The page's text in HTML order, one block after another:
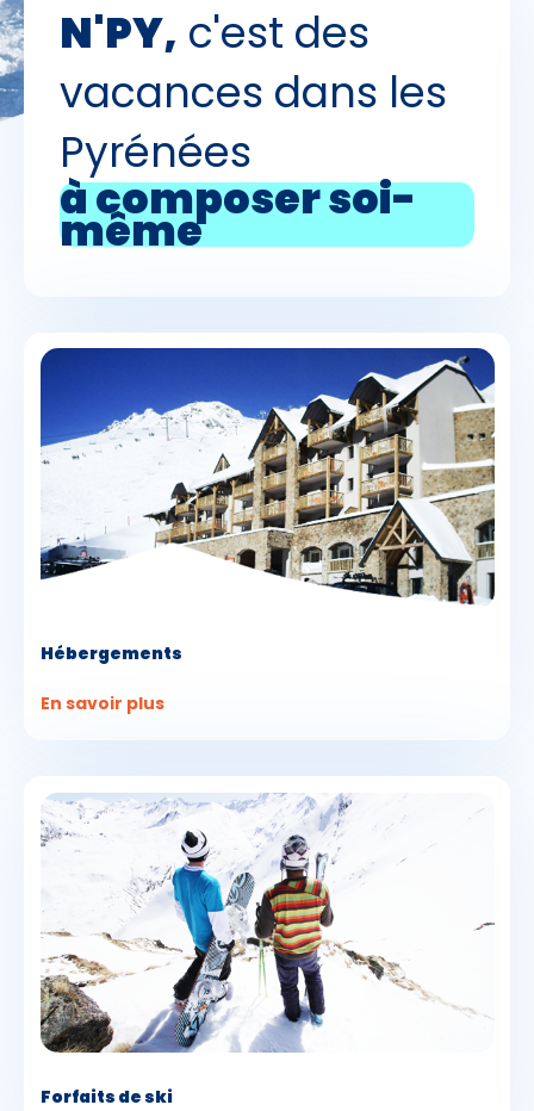
N'PY, c'est des
vacances dans les
Pyrénées
à composer soi-
même
Hébergements
En savoir plus
Forfaits de ski